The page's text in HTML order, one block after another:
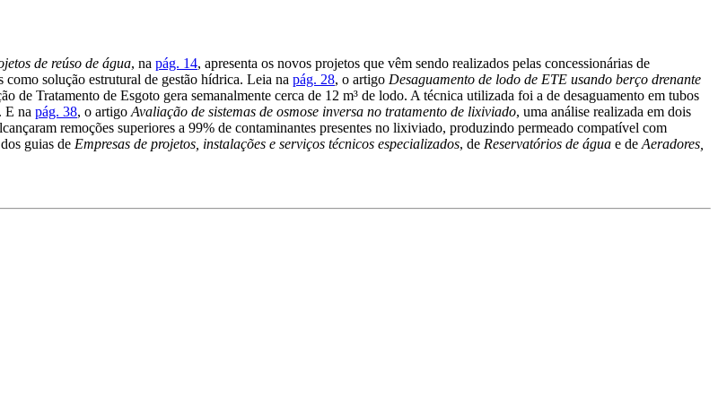
de reúso de água, na pág. 14, apresenta os novos projetos que vêm sendo realizados pelas concessionárias de
como solução estrutural de gestão hídrica. Leia na pág. 28, o artigo Desaguamento de lodo de ETE usando berço drenante
de Tratamento de Esgoto gera semanalmente cerca de 12 m³ de lodo. A técnica utilizada foi a de desaguamento em tubos
E na pág. 38, o artigo Avaliação de sistemas de osmose inversa no tratamento de lixiviado, uma análise realizada em dois
remoções superiores a 99% de contaminantes presentes no lixiviado, produzindo permeado compatível com
guias de Empresas de projetos, instalações e serviços técnicos especializados, de Reservatórios de água e de Aeradores,